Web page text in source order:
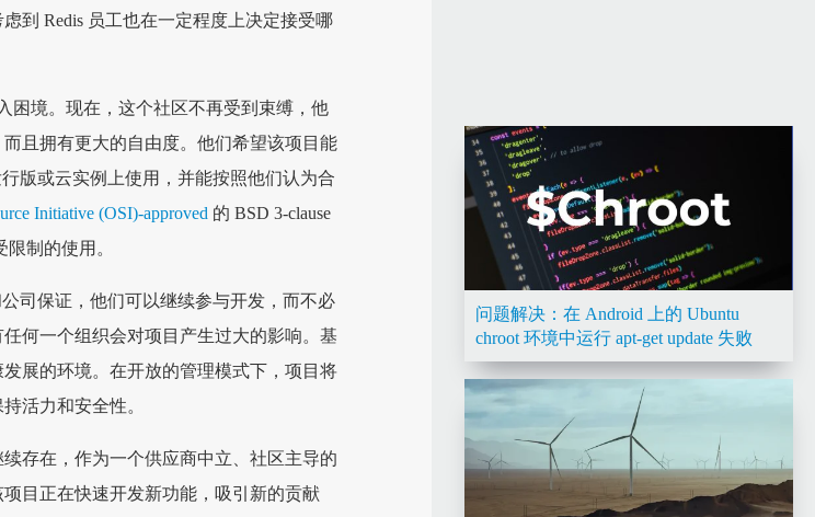
到 Redis 员工也在一定程度上决定接受哪
困境。现在，这个社区不再受到束缚，他
且拥有更大的自由度。他们希望该项目能
版或云实例上使用，并能按照他们认为合
Initiative (OSI)-approved 的 BSD 3-clause
制的使用。
司保证，他们可以继续参与开发，而不必
何一个组织会对项目产生过大的影响。基
展的环境。在开放的管理模式下，项目将
活力和安全性。
续存在，作为一个供应商中立、社区主导的
项目正在快速开发新功能，吸引新的贡献
问题解决：在 Android 上的 Ubuntu
chroot 环境中运行 apt-get update 失败